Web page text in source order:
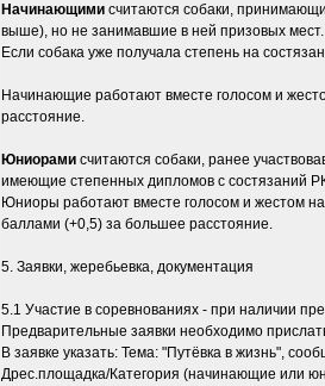
Начинающими считаются собаки,
выше), но не занимавшие в ней призовых мест.
Если собака уже получала степень на
Начинающие работают вместе голосом и
расстояние.
Юниорами считаются собаки, ранее
имеющие степенных дипломов с состязаний
Юниоры работают вместе голосом и жестом
баллами (+0,5) за большее расстояние.
5. Заявки, жеребьевка, документация
5.1 Участие в соревнованиях - при наличии
Предварительные заявки необходимо
В заявке указать: Тема: "Путёвка в жизнь",
Дрес.площадка/Категория (начинающие или